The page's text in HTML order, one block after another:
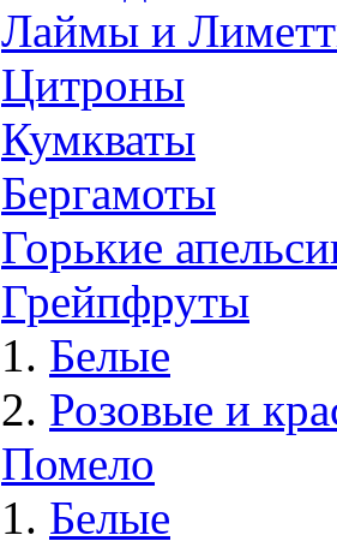
Лаймы и
Цитроны
Кумкваты
Бергамоты
Горькие
Грейпфруты
Белые
Розовые и
Помело
Белые